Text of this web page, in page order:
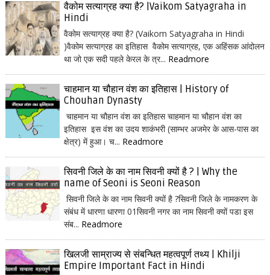
वैकोम सत्याग्रह क्या है? |Vaikom Satyagraha in
Hindi
वैकोम सत्याग्रह क्या है? (Vaikom Satyagraha in Hindi
)वैकोम सत्याग्रह का इतिहास वैकोम सत्याग्रह, एक अहिंसक आंदोलन
था जो एक सदी पहले केरल के त्र... Readmore
चाहमान या चौहान वंश का इतिहास | History of
Chouhan Dynasty
चाहमान या चौहान वंश का इतिहास चाहमान या चौहान वंश का
इतिहास इस वंश का उदय शाकंभरी (साम्भर अजमेर के आस-पास का
क्षेत्र) में हुआ। च... Readmore
सिवनी जिले के का नाम सिवनी क्यों है ? | Why the
name of Seoni is Seoni Reason
सिवनी जिले के का नाम सिवनी क्यों है ?सिवनी जिले के नामकरण के
संबंध में धारणा धारणा 01सिवनी नगर का नाम सिवनी क्यों पडा इस
संब... Readmore
खिलजी साम्राज्य से संबन्धित महत्वपूर्ण तथ्य | Khilji
Empire Important Fact in Hindi